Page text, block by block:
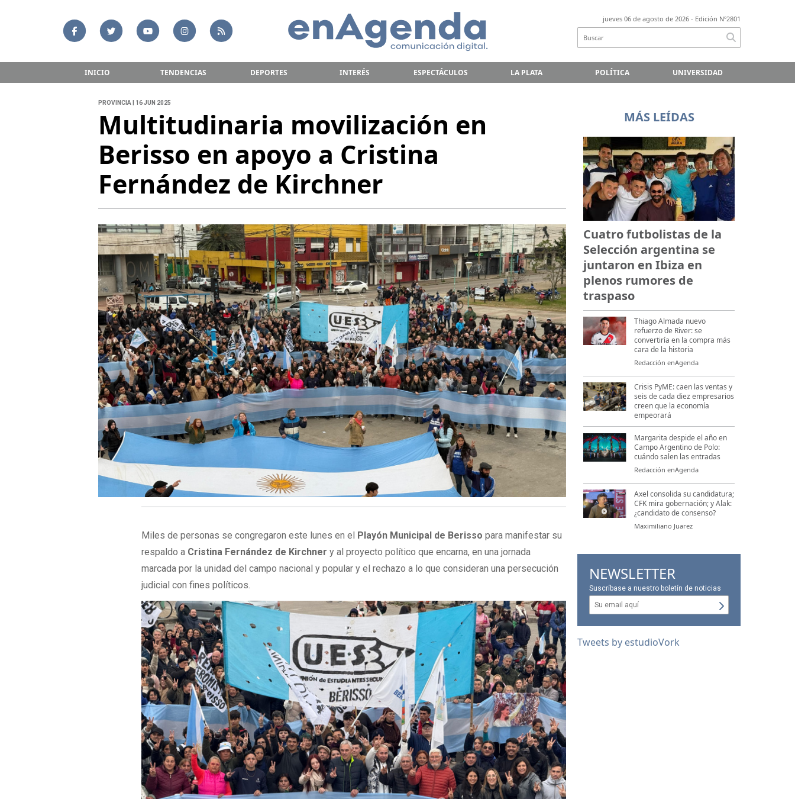
jueves 06 de agosto de 2026 - Edición Nº2801
INICIO TENDENCIAS DEPORTES INTERÉS ESPECTÁCULOS LA PLATA POLÍTICA UNIVERSIDAD
PROVINCIA | 16 JUN 2025
Multitudinaria movilización en
Berisso en apoyo a Cristina
Fernández de Kirchner
Miles de personas se congregaron este lunes en el Playón Municipal de Berisso para manifestar su
respaldo a Cristina Fernández de Kirchner y al proyecto político que encarna, en una jornada
marcada por la unidad del campo nacional y popular y el rechazo a lo que consideran una persecución
judicial con fines políticos.
MÁS LEÍDAS
Cuatro futbolistas de la
Selección argentina se
juntaron en Ibiza en
plenos rumores de
traspaso
Thiago Almada nuevo
refuerzo de River: se
convertiría en la compra más
cara de la historia
Redacción enAgenda
Crisis PyME: caen las ventas y
seis de cada diez empresarios
creen que la economía
empeorará
Margarita despide el año en
Campo Argentino de Polo:
cuándo salen las entradas
Redacción enAgenda
Axel consolida su candidatura;
CFK mira gobernación; y Alak:
¿candidato de consenso?
Maximiliano Juarez
NEWSLETTER
Suscríbase a nuestro boletín de noticias
Tweets by estudioVork